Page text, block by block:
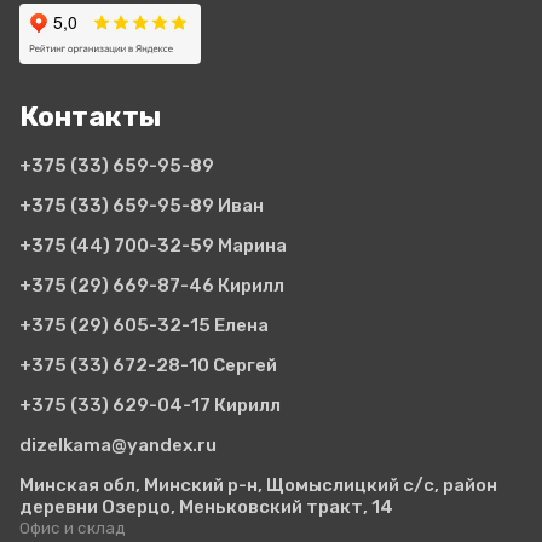
Контакты
+375 (33) 659-95-89
+375 (33) 659-95-89 Иван
+375 (44) 700-32-59 Марина
+375 (29) 669-87-46 Кирилл
+375 (29) 605-32-15 Елена
+375 (33) 672-28-10 Сергей
+375 (33) 629-04-17 Кирилл
dizelkama@yandex.ru
Минская обл, Минский р-н, Щомыслицкий с/с, район
деревни Озерцо, Меньковский тракт, 14
Офис и склад